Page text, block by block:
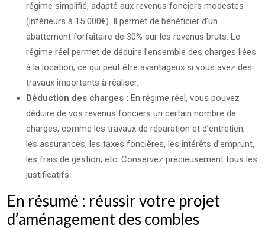
régime simplifié, adapté aux revenus fonciers modestes
(inférieurs à 15 000€). Il permet de bénéficier d’un
abattement forfaitaire de 30% sur les revenus bruts. Le
régime réel permet de déduire l’ensemble des charges liées
à la location, ce qui peut être avantageux si vous avez des
travaux importants à réaliser.
Déduction des charges : En régime réel, vous pouvez
déduire de vos revenus fonciers un certain nombre de
charges, comme les travaux de réparation et d’entretien,
les assurances, les taxes foncières, les intérêts d’emprunt,
les frais de gestion, etc. Conservez précieusement tous les
justificatifs.
En résumé : réussir votre projet
d’aménagement des combles